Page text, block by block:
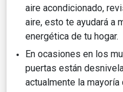
aire acondicionado,
aire, esto te ayudará a
energética de tu hogar.
En ocasiones en los
puertas están
actualmente la